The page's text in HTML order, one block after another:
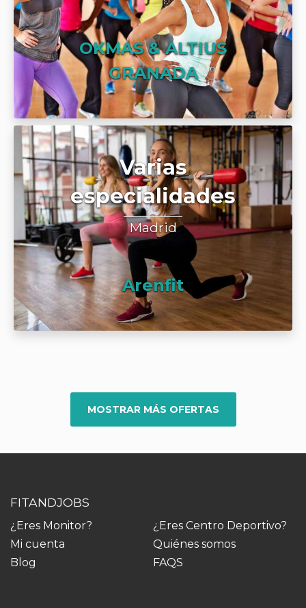
OKMAS & ALTIUS
GRANADA
Varias
especialidades
Madrid
Arenfit
MOSTRAR MÁS OFERTAS
FITANDJOBS
¿Eres Monitor?
¿Eres Centro Deportivo?
Mi cuenta
Quiénes somos
Blog
FAQS